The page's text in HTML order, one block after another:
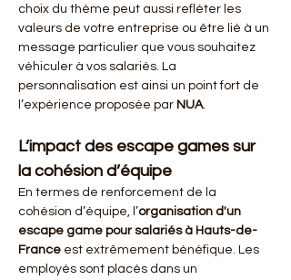
choix du thème peut aussi refléter les
valeurs de votre entreprise ou être lié à un
message particulier que vous souhaitez
véhiculer à vos salariés. La
personnalisation est ainsi un point fort de
l’expérience proposée par NUA.
L’impact des escape games sur
la cohésion d’équipe
En termes de renforcement de la
cohésion d’équipe, l’organisation d'un
escape game pour salariés à Hauts-de-
France est extrêmement bénéfique. Les
employés sont placés dans un